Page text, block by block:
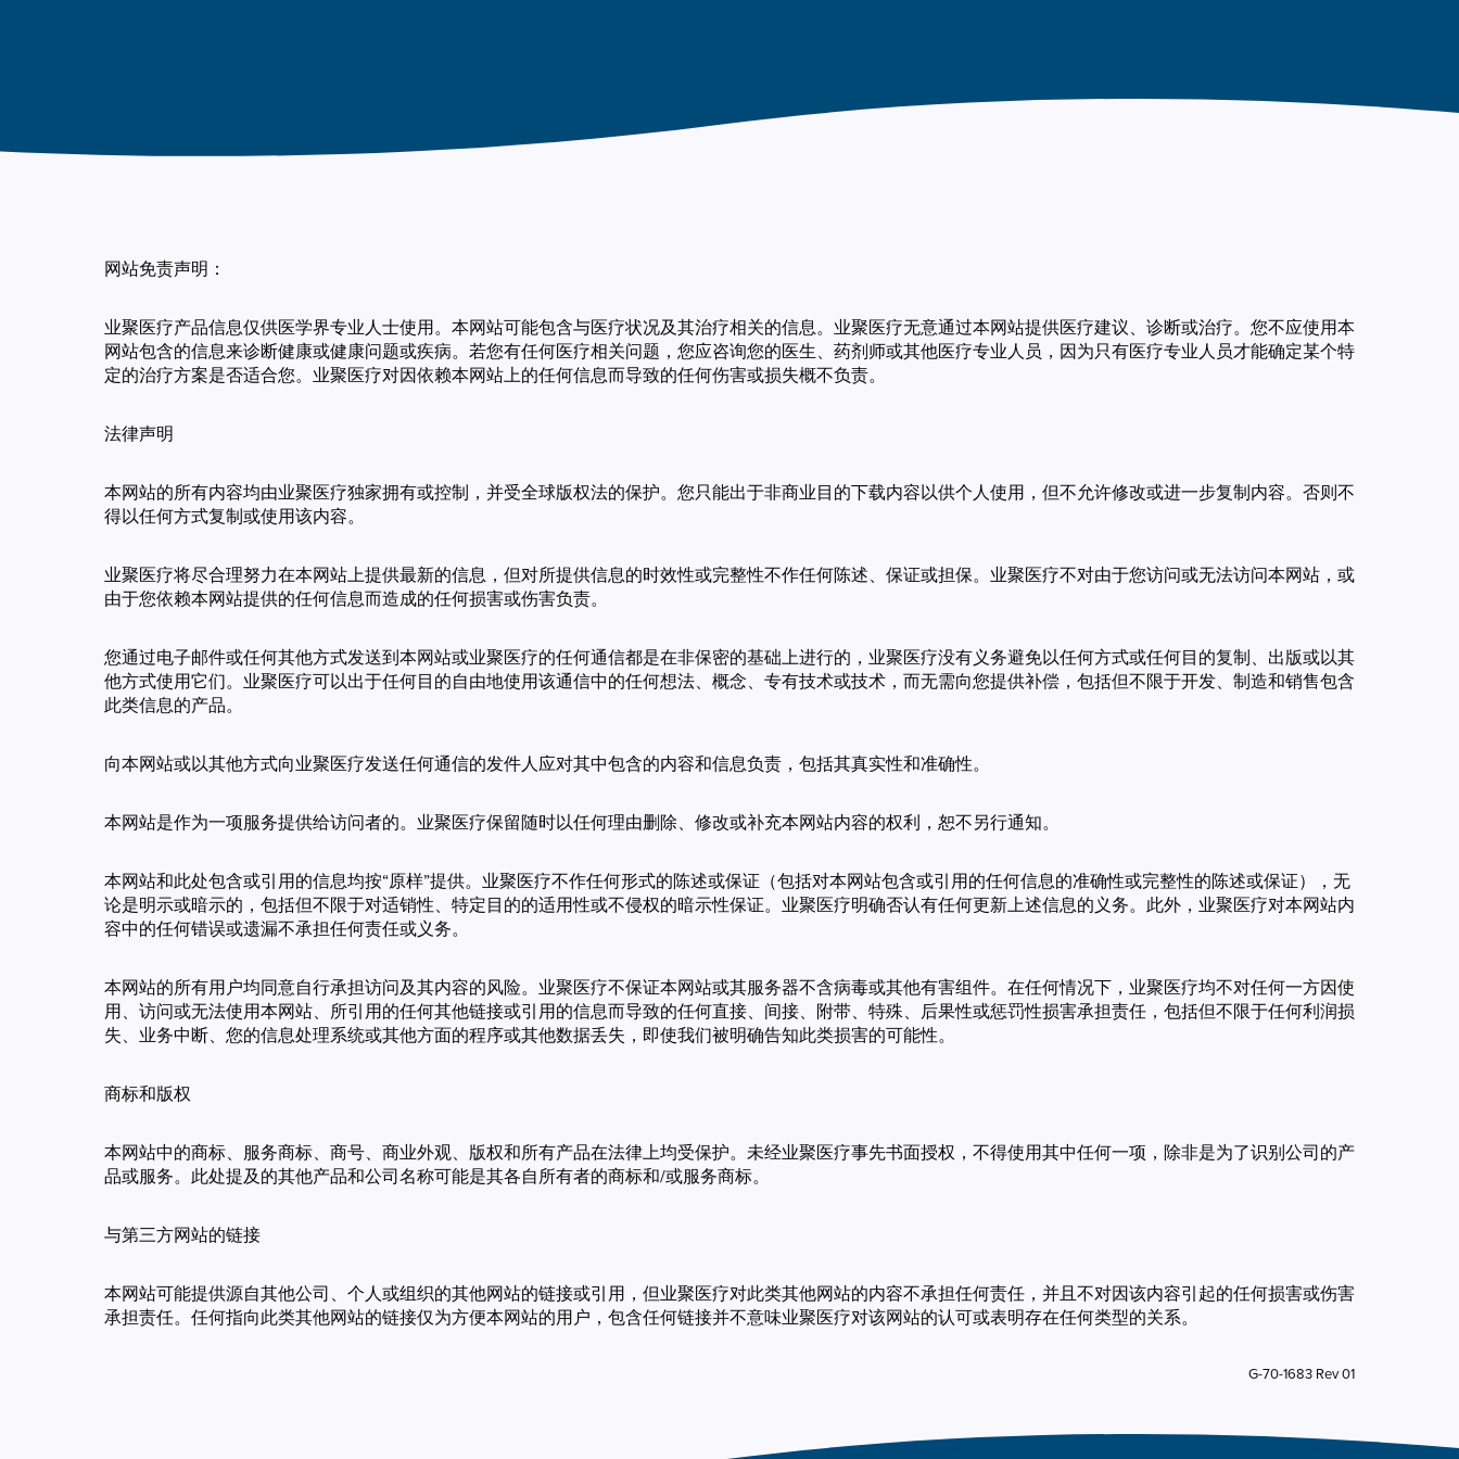
网站免责声明：
业聚医疗产品信息仅供医学界专业人士使用。本网站可能包含与医疗状况及其治疗相关的信息。业聚医疗无意通过本网站提供医疗建议、诊断或治疗。您不应使用本
网站包含的信息来诊断健康或健康问题或疾病。若您有任何医疗相关问题，您应咨询您的医生、药剂师或其他医疗专业人员，因为只有医疗专业人员才能确定某个特
定的治疗方案是否适合您。业聚医疗对因依赖本网站上的任何信息而导致的任何伤害或损失概不负责。
法律声明
本网站的所有内容均由业聚医疗独家拥有或控制，并受全球版权法的保护。您只能出于非商业目的下载内容以供个人使用，但不允许修改或进一步复制内容。否则不
得以任何方式复制或使用该内容。
业聚医疗将尽合理努力在本网站上提供最新的信息，但对所提供信息的时效性或完整性不作任何陈述、保证或担保。业聚医疗不对由于您访问或无法访问本网站，或
由于您依赖本网站提供的任何信息而造成的任何损害或伤害负责。
您通过电子邮件或任何其他方式发送到本网站或业聚医疗的任何通信都是在非保密的基础上进行的，业聚医疗没有义务避免以任何方式或任何目的复制、出版或以其
他方式使用它们。业聚医疗可以出于任何目的自由地使用该通信中的任何想法、概念、专有技术或技术，而无需向您提供补偿，包括但不限于开发、制造和销售包含
此类信息的产品。
向本网站或以其他方式向业聚医疗发送任何通信的发件人应对其中包含的内容和信息负责，包括其真实性和准确性。
本网站是作为一项服务提供给访问者的。业聚医疗保留随时以任何理由删除、修改或补充本网站内容的权利，恕不另行通知。
本网站和此处包含或引用的信息均按“原样”提供。业聚医疗不作任何形式的陈述或保证（包括对本网站包含或引用的任何信息的准确性或完整性的陈述或保证），无
论是明示或暗示的，包括但不限于对适销性、特定目的的适用性或不侵权的暗示性保证。业聚医疗明确否认有任何更新上述信息的义务。此外，业聚医疗对本网站内
容中的任何错误或遗漏不承担任何责任或义务。
本网站的所有用户均同意自行承担访问及其内容的风险。业聚医疗不保证本网站或其服务器不含病毒或其他有害组件。在任何情况下，业聚医疗均不对任何一方因使
用、访问或无法使用本网站、所引用的任何其他链接或引用的信息而导致的任何直接、间接、附带、特殊、后果性或惩罚性损害承担责任，包括但不限于任何利润损
失、业务中断、您的信息处理系统或其他方面的程序或其他数据丢失，即使我们被明确告知此类损害的可能性。
商标和版权
本网站中的商标、服务商标、商号、商业外观、版权和所有产品在法律上均受保护。未经业聚医疗事先书面授权，不得使用其中任何一项，除非是为了识别公司的产
品或服务。此处提及的其他产品和公司名称可能是其各自所有者的商标和/或服务商标。
与第三方网站的链接
本网站可能提供源自其他公司、个人或组织的其他网站的链接或引用，但业聚医疗对此类其他网站的内容不承担任何责任，并且不对因该内容引起的任何损害或伤害
承担责任。任何指向此类其他网站的链接仅为方便本网站的用户，包含任何链接并不意味业聚医疗对该网站的认可或表明存在任何类型的关系。
G-70-1683 Rev 01